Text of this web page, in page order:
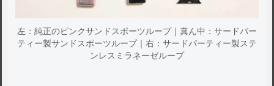
左：純正のピンクサンドスポーツループ｜真ん中：サードパー
ティー製サンドスポーツループ｜右：サードパーティー製ステ
ンレスミラネーゼループ